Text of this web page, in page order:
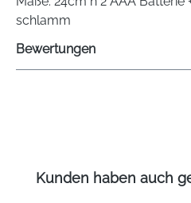
schlamm
Bewertungen
Produktgalerie
Kunden haben auch